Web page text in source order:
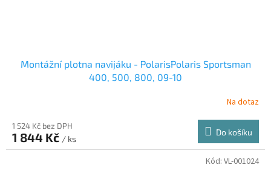
Montážní plotna navijáku - PolarisPolaris Sportsman
400, 500, 800, 09-10
Na dotaz
1 524 Kč bez DPH
1 844 Kč / ks
Do košíku
Kód: VL-001024